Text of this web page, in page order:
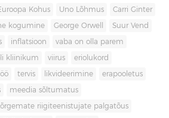
Kohus Uno Lõhmus Carri Ginter
kogumine George Orwell Suur Vend
inflatsioon vaba on olla parem
kliinikum viirus eriolukord
tervis likvideerimine erapooletus
meedia sõltumatus
riigiteenistujate palgatõus